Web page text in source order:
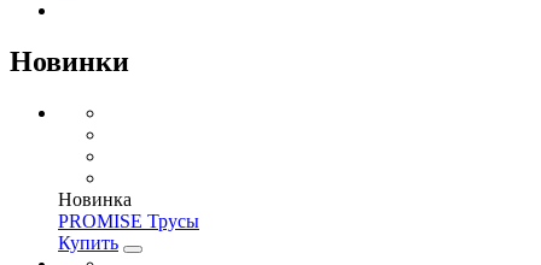
Новинки
Новинка
PROMISE Трусы
Купить